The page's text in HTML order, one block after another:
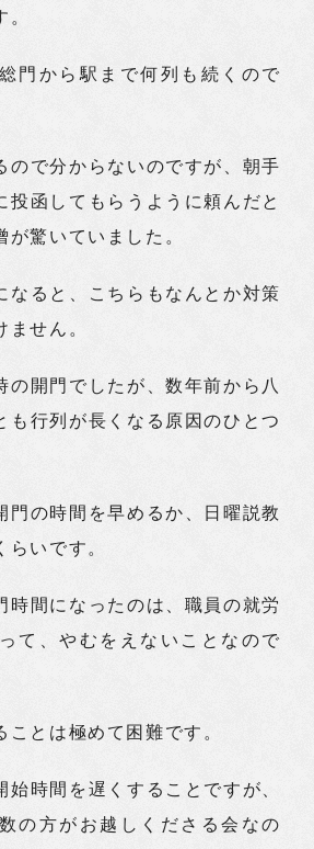
門から駅まで何列も続くので
ので分からないのですが、朝手
投函してもらうように頼んだと
が驚いていました。
なると、こちらもなんとか対策
ません。
の開門でしたが、数年前から八
も行列が長くなる原因のひとつ
門の時間を早めるか、日曜説教
らいです。
時間になったのは、職員の就労
て、やむをえないことなので
ことは極めて困難です。
始時間を遅くすることですが、
の方がお越しくださる会なの